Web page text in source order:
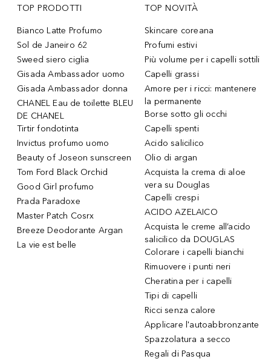
TOP PRODOTTI
Bianco Latte Profumo
Sol de Janeiro 62
Sweed siero ciglia
Gisada Ambassador uomo
Gisada Ambassador donna
CHANEL Eau de toilette BLEU
DE CHANEL
Tirtir fondotinta
Invictus profumo uomo
Beauty of Joseon sunscreen
Tom Ford Black Orchid
Good Girl profumo
Prada Paradoxe
Master Patch Cosrx
Breeze Deodorante Argan
La vie est belle
TOP NOVITÀ
Skincare coreana
Profumi estivi
Più volume per i capelli sottili
Capelli grassi
Amore per i ricci: mantenere
la permanente
Borse sotto gli occhi
Capelli spenti
Acido salicilico
Olio di argan
Acquista la crema di aloe
vera su Douglas
Capelli crespi
ACIDO AZELAICO
Acquista le creme all’acido
salicilico da DOUGLAS
Colorare i capelli bianchi
Rimuovere i punti neri
Cheratina per i capelli
Tipi di capelli
Ricci senza calore
Applicare l'autoabbronzante
Spazzolatura a secco
Regali di Pasqua